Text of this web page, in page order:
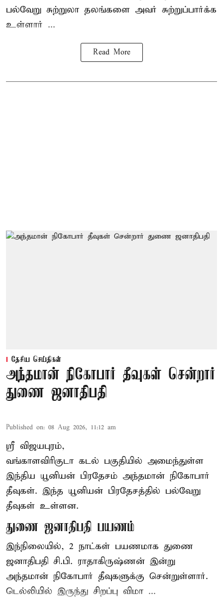
பல்வேறு சுற்றுலா தலங்களை அவர் சுற்றுப்பார்க்க
உள்ளார் ...
Read More
தேசிய செய்திகள்
அந்தமான் நிகோபார் தீவுகள் சென்றார்
துணை ஜனாதிபதி
Published on: 08 Aug 2026, 11:12 am
ஸ்ரீ விஜயபுரம்,
வங்காளவிரிகுடா கடல் பகுதியில் அமைந்துள்ள
இந்திய யூனியன் பிரதேசம் அந்தமான் நிகோபார்
தீவுகள். இந்த யூனியன் பிரதேசத்தில் பல்வேறு
தீவுகள் உள்ளன.
துணை ஜனாதிபதி பயணம்
இந்நிலையில், 2 நாட்கள் பயணமாக துணை
ஜனாதிபதி சி.பி. ராதாகிருஷ்ணன் இன்று
அந்தமான் நிகோபார் தீவுகளுக்கு சென்றுள்ளார்.
டெல்லியில் இருந்து சிறப்பு விமா ...